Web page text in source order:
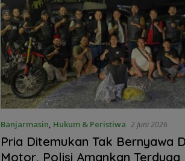
Banjarmasin Hukum & Peristiwa 2 Juni 2026
Pria Ditemukan Tak Bernyawa
Motor, Polisi Amankan Terduga